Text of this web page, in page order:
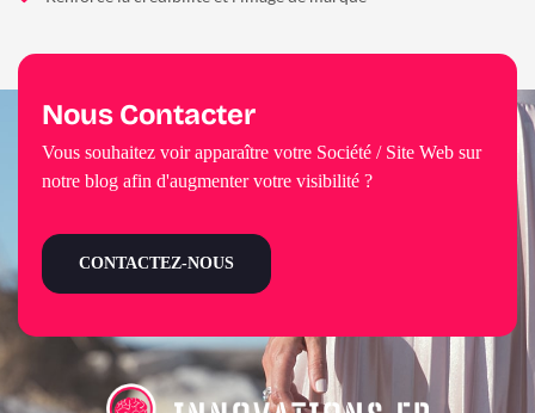
Nous Contacter
Vous souhaitez voir apparaître votre Société / Site Web sur
notre blog afin d'augmenter votre visibilité ?
CONTACTEZ-NOUS